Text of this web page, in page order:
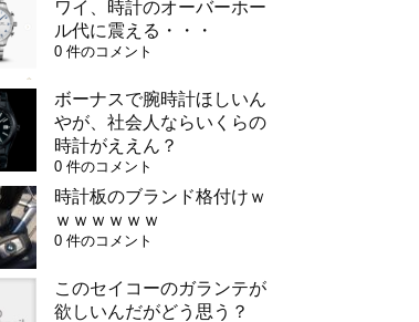
ワイ、時計のオーバーホー
ル代に震える・・・
0 件のコメント
ボーナスで腕時計ほしいん
やが、社会人ならいくらの
時計がええん？
0 件のコメント
時計板のブランド格付けｗ
ｗｗｗｗｗｗ
0 件のコメント
このセイコーのガランテが
欲しいんだがどう思う？